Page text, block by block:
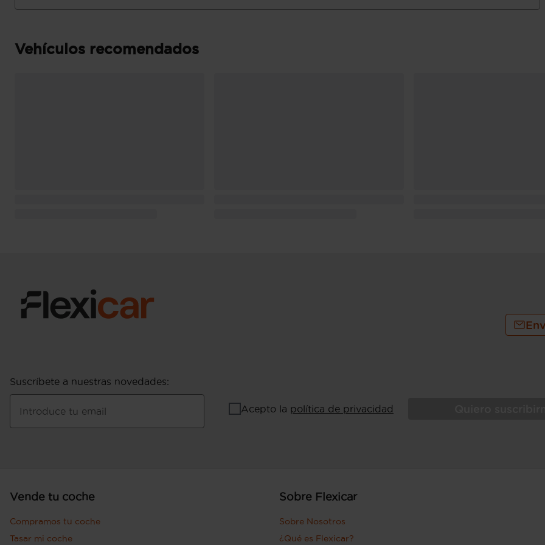
Vehículos recomendados
Suscríbete a nuestras novedades:
Introduce tu email Acepto la política de privacidad
Vende tu coche
Compramos tu coche
Tasar mi coche
Sobre Flexicar
Sobre Nosotros
¿Qué es Flexicar?